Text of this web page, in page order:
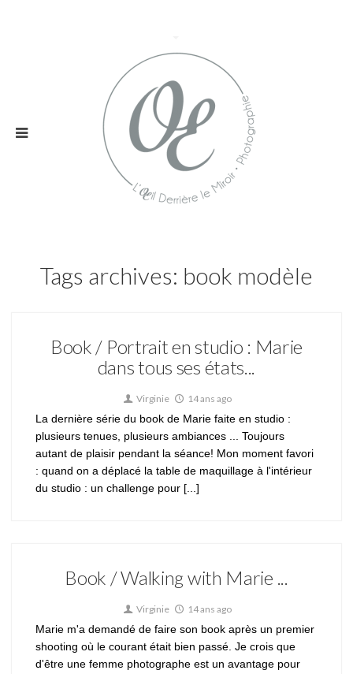
Tags archives: book modèle
Book / Portrait en studio : Marie
dans tous ses états...
Virginie 14 ans ago
La dernière série du book de Marie faite en studio :
plusieurs tenues, plusieurs ambiances ... Toujours
autant de plaisir pendant la séance! Mon moment favori
: quand on a déplacé la table de maquillage à l'intérieur
du studio : un challenge pour [...]
Book / Walking with Marie ...
Virginie 14 ans ago
Marie m'a demandé de faire son book après un premier
shooting où le courant était bien passé. Je crois que
d'être une femme photographe est un avantage pour